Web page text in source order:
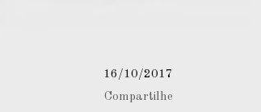
16/10/2017
Compartilhe